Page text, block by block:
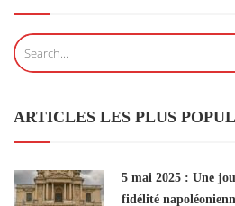
ARTICLES LES PLUS
5 mai 2025 : Une
fidélité